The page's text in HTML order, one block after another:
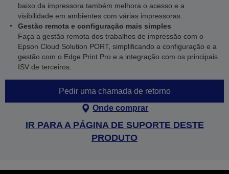
baixo da impressora também melhora o acesso e a
visibilidade em ambientes com várias impressoras.
Gestão remota e configuração mais simples
Faça a gestão remota dos trabalhos de impressão com o
Epson Cloud Solution PORT, simplificando a configuração e a
gestão com o Edge Print Pro e a integração com os principais
ISV de terceiros.
Pedir uma chamada de retorno
Onde comprar
IR PARA A PÁGINA DE SUPORTE DESTE
PRODUTO